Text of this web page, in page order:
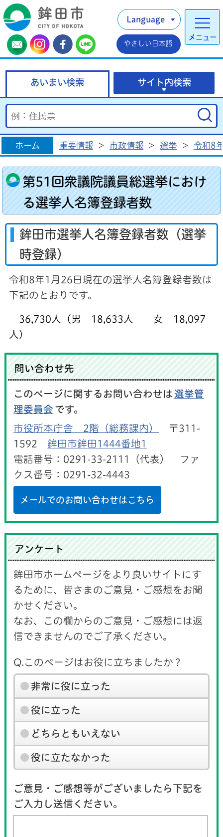
メニュー
Language
やさしい日本語
あいまい検索 サイト内検索
ホーム 重要情報 > 市政情報 > 選挙 > 令和8
第51回衆議院議員総選挙におけ
る選挙人名簿登録者数
鉾田市選挙人名簿登録者数（選挙
時登録）
令和8年1月26日現在の選挙人名簿登録者数は
下記のとおりです。
36,730人（男 18,633人 女 18,097
人）
問い合わせ先
このページに関するお問い合わせは 選挙管
理委員会 です。
市役所本庁舎 2階（総務課内）
〒311-
1592 鉾田市鉾田1444番地1
電話番号：0291-33-2111（代表） ファ
クス番号：0291-32-4443
メールでのお問い合わせはこちら
アンケート
鉾田市ホームページをより良いサイトにす
るために、皆さまのご意見・ご感想をお聞
かせください。
なお、この欄からのご意見・ご感想には返
信できませんのでご了承ください。
Q.このページはお役に立ちましたか？
非常に役に立った
役に立った
どちらともいえない
役に立たなかった
ご意見・ご感想等がございましたら下記を
ご入力し送信ください。